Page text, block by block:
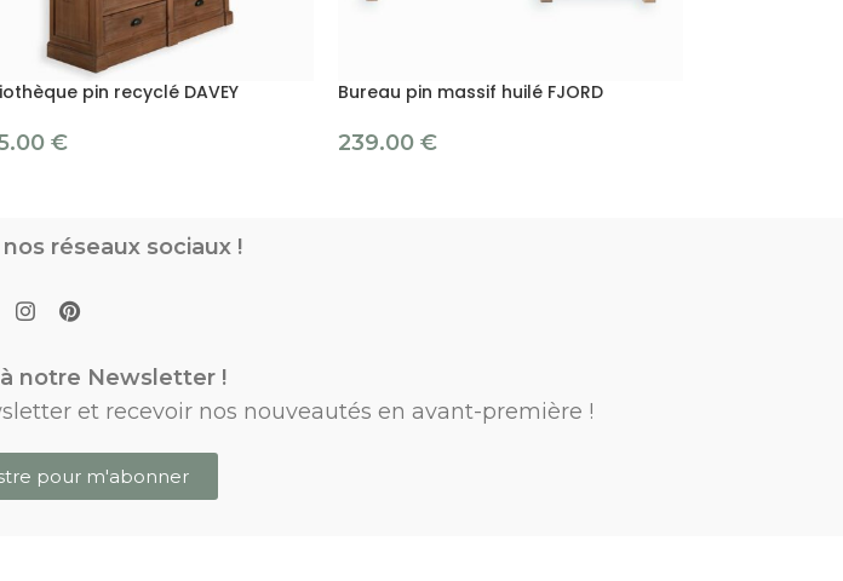
pin recyclé DAVEY
€
Bureau pin massif huilé FJORD
239.00 €
réseaux sociaux !
notre Newsletter !
et recevoir nos nouveautés en avant-première !
pour m'abonner